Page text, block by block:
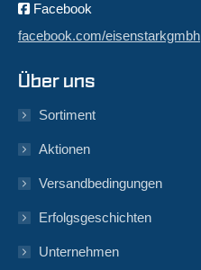
Facebook
facebook.com/eisenstarkgmbh
Über uns
Sortiment
Aktionen
Versandbedingungen
Erfolgsgeschichten
Unternehmen